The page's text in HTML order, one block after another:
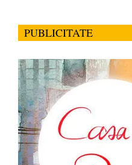
PUBLICITATE